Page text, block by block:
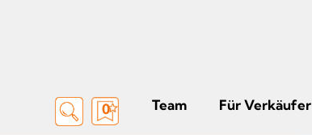
0 Team Für Verkäufer